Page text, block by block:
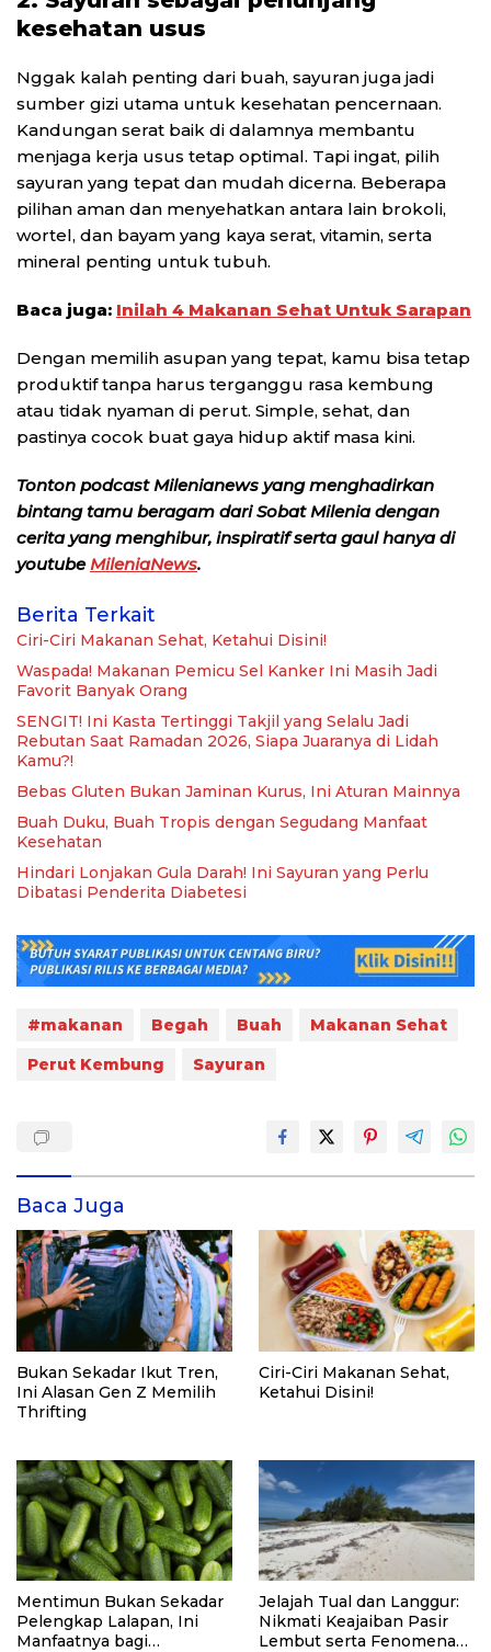
kesehatan usus
Nggak kalah penting dari buah, sayuran juga jadi
sumber gizi utama untuk kesehatan pencernaan.
Kandungan serat baik di dalamnya membantu
menjaga kerja usus tetap optimal. Tapi ingat, pilih
sayuran yang tepat dan mudah dicerna. Beberapa
pilihan aman dan menyehatkan antara lain brokoli,
wortel, dan bayam yang kaya serat, vitamin, serta
mineral penting untuk tubuh.
Baca juga: Inilah 4 Makanan Sehat Untuk Sarapan
Dengan memilih asupan yang tepat, kamu bisa tetap
produktif tanpa harus terganggu rasa kembung
atau tidak nyaman di perut. Simple, sehat, dan
pastinya cocok buat gaya hidup aktif masa kini.
Tonton podcast Milenianews yang menghadirkan
bintang tamu beragam dari Sobat Milenia dengan
cerita yang menghibur, inspiratif serta gaul hanya di
youtubeMileniaNews.
Berita Terkait
Ciri-Ciri Makanan Sehat, Ketahui Disini!
Waspada! Makanan Pemicu Sel Kanker Ini Masih Jadi
Favorit Banyak Orang
SENGIT! Ini Kasta Tertinggi Takjil yang Selalu Jadi
Rebutan Saat Ramadan 2026, Siapa Juaranya di Lidah
Kamu?!
Bebas Gluten Bukan Jaminan Kurus, Ini Aturan Mainnya
Buah Duku, Buah Tropis dengan Segudang Manfaat
Kesehatan
Hindari Lonjakan Gula Darah! Ini Sayuran yang Perlu
Dibatasi Penderita Diabetesi
#makanan Begah Buah
Makanan Sehat
Perut Kembung
Sayuran
Baca Juga
Bukan Sekadar Ikut Tren,
Ini Alasan Gen Z Memilih
Thrifting
Ciri-Ciri Makanan Sehat,
Ketahui Disini!
Mentimun Bukan Sekadar
Pelengkap Lalapan, Ini
Manfaatnya bagi
Jelajah Tual dan Langgur:
Nikmati Keajaiban Pasir
Lembut serta Fenomena